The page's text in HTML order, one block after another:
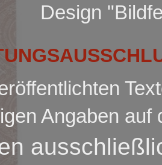
Design
Angaben auf